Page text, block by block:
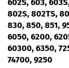
602S, 603,
802S, 802TS,
830, 850, 851,
6050, 6200,
60300, 6350,
74700, 9250